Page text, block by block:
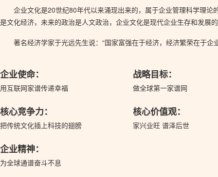
企业文化是20世纪80年代以来涌现出来的，属于企业管理科学理
是文化经济，未来的政治是人文政治，企业文化是现代企业生存和发展
著名经济学家于光远先生说：“国家富强在于经济，经济繁荣在于
企业使命：
用互联网家谱传递幸福
核心竞争力：
把传统文化插上科技的翅膀
企业精神：
为全球通谱奋斗不息
战略目标：
做全球第一家谱网
核心价值观：
家兴业旺 谱泽后世